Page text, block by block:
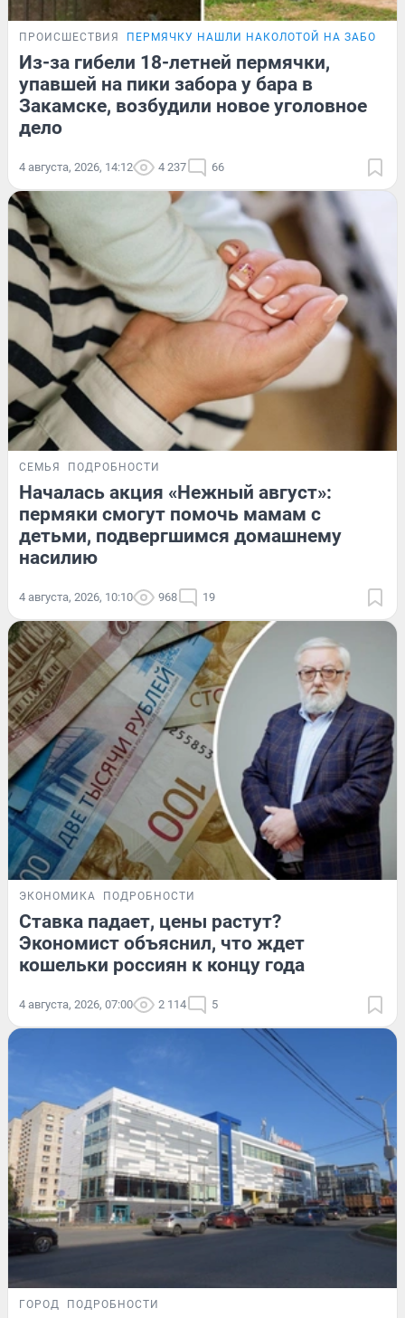
ПРОИСШЕСТВИЯ ПЕРМЯЧКУ НАШЛИ НАКОЛОТОЙ НА ЗАБОР
Из-за гибели 18-летней пермячки,
упавшей на пики забора у бара в
Закамске, возбудили новое уголовное
дело
4 августа, 2026, 14:12 4 237 66
СЕМЬЯ ПОДРОБНОСТИ
Началась акция «Нежный август»:
пермяки смогут помочь мамам с
детьми, подвергшимся домашнему
насилию
4 августа, 2026, 10:10 968 19
ЭКОНОМИКА ПОДРОБНОСТИ
Ставка падает, цены растут?
Экономист объяснил, что ждет
кошельки россиян к концу года
4 августа, 2026, 07:00 2 114 5
ГОРОД ПОДРОБНОСТИ